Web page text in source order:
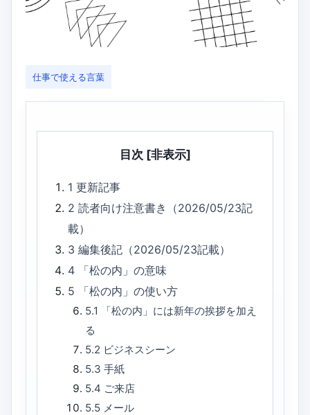
仕事で使える言葉
目次 [非表示]
1更新記事
2読者向け注意書き（2026/05/23記
載）
3編集後記（2026/05/23記載）
4
「松の内」の意味
5
「松の内」の使い方
5.1
「松の内」には新年の挨拶を加え
る
5.2 ビジネスシーン
5.3 手紙
5.4 ご来店
5.5 メール